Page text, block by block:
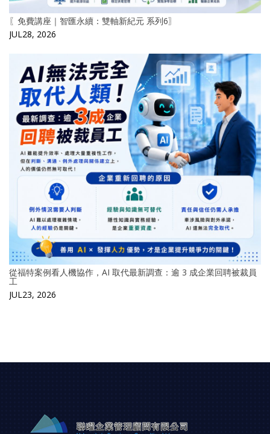
〖免費講座｜智匯永續：雙軸新紀元 系列6〗
JUL28, 2026
從福特案例看人機協作，AI 取代最新調查：逾 3 成企業回聘被裁員
工
JUL23, 2026